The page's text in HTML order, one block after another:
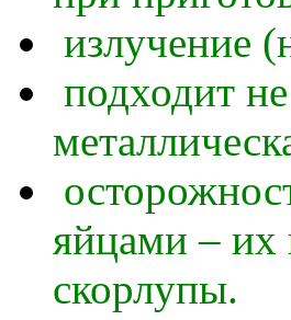
излучение
подходит
яйцами – их
скорлупы.